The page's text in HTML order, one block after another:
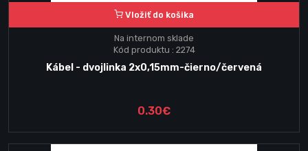
Vložiť do košika
Na internom sklade
Kód produktu : 2274
Kábel - dvojlinka 2x0,15mm-čierno/červená
0.30€